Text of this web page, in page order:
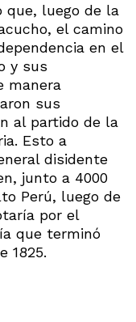
que, luego de la
el camino
en el
y sus
manera
sus
al partido de la
Esto a
disidente
junto a 4000
Perú, luego de
por el
que terminó
1825.